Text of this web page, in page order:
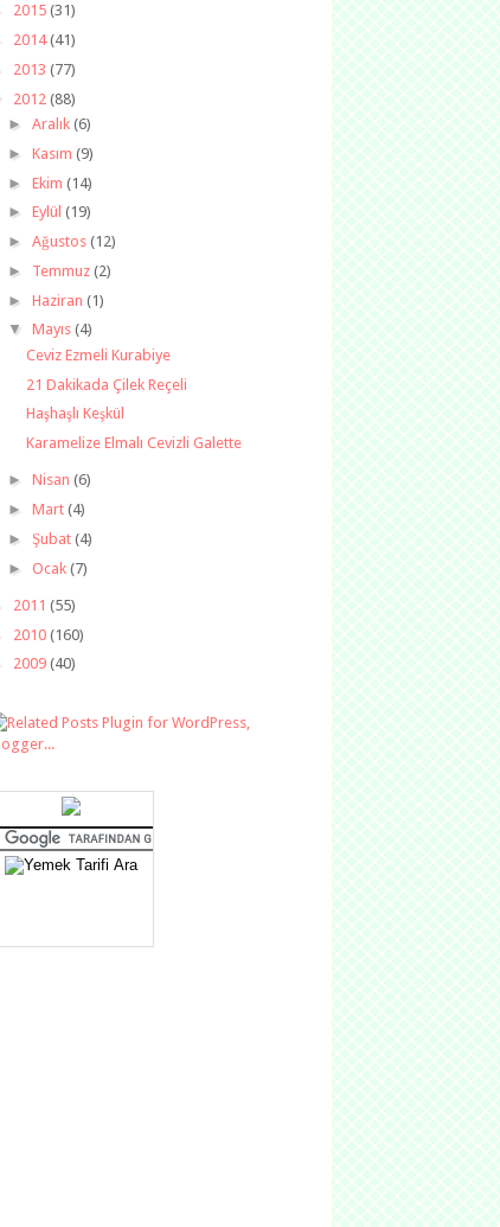
2015 (31)
2014(41)
2013 (77)
2012 (88)
► Aralık (6)
► Kasım (9)
► Ekim (14)
► Eylül (19)
► Ağustos (12)
► Temmuz (2)
► Haziran (1)
▼ Mayıs (4)
Ceviz Ezmeli Kurabiye
21 Dakikada Çilek Reçeli
Haşhaşlı Keşkül
Karamelize Elmalı Cevizli Galette
► Nisan (6)
► Mart (4)
► Şubat (4)
► Ocak (7)
2011 (55)
2010 (160)
2009 (40)